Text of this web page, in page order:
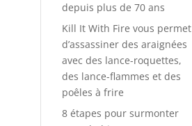
depuis plus de 70 ans
Kill It With Fire vous permet
d’assassiner des araignées
avec des lance-roquettes,
des lance-flammes et des
poêles à frire
8 étapes pour surmonter